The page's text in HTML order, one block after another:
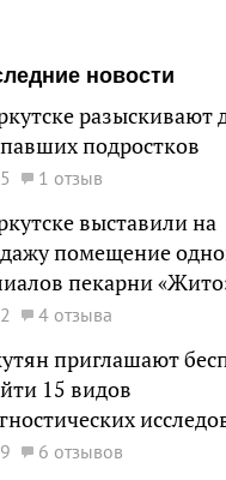
новости
разыскивают
подростков
1 отзыв
выставили на
помещение
пекарни
4 отзыва
приглашают
15 видов
6 отзывов